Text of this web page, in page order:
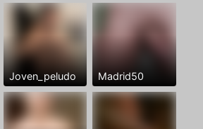
Joven_peludo Madrid50